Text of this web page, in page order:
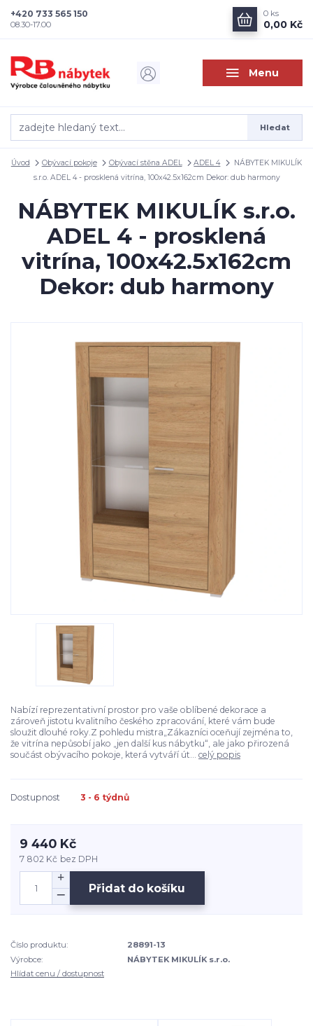
Menu
Hledat
+420 733 565 150
08.30-17.00
0 ks
0,00 Kč
Úvod Obývací pokoje Obývací stěna ADEL ADEL 4
NÁBYTEK MIKULÍK
s.r.o. ADEL 4 - prosklená vitrína, 100x42.5x162cm Dekor: dub harmony
NÁBYTEK MIKULÍK s.r.o.
ADEL 4 - prosklená
vitrína, 100x42.5x162cm
Dekor: dub harmony
Nabízí reprezentativní prostor pro vaše oblíbené dekorace a
zároveň jistotu kvalitního českého zpracování, které vám bude
sloužit dlouhé roky.Z pohledu mistra„Zákazníci oceňují zejména to,
že vitrína nepůsobí jako „jen další kus nábytku“, ale jako přirozená
součást obývacího pokoje, která vytváří út... celý popis
Dostupnost 3 - 6 týdnů
9 440 Kč
7 802 Kč bez DPH
Přidat do košíku
Číslo produktu:
28891-13
Výrobce:
NÁBYTEK MIKULÍK s.r.o.
Hlídat cenu / dostupnost